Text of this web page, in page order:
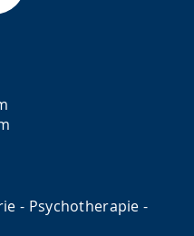
- Psychotherapie -